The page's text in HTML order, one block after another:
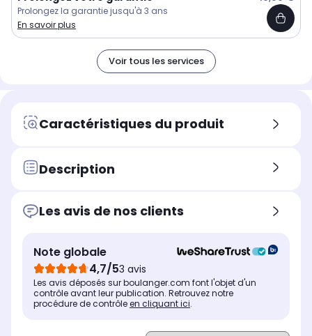
Prolongez la garantie jusqu'à 3 ans
En savoir plus
Voir tous les services
Caractéristiques du produit
Description
Les avis de nos clients
Note globale
4,7/53 avis
Les avis déposés sur boulanger.com font l'objet d'un
contrôle avant leur publication. Retrouvez notre
procédure de contrôleen cliquant ici.